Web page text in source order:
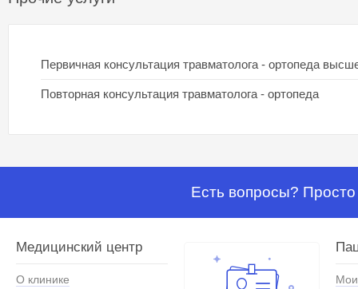
Первичная консультация травматолога - ортопеда
Повторная консультация травматолога - ортопеда
Есть вопросы?
Медицинский центр
О клинике